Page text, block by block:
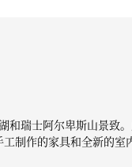
和瑞士阿尔卑斯山景致
制作的家具和全新的